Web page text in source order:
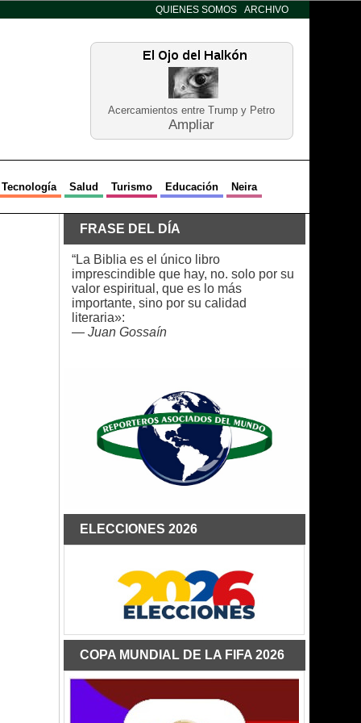
QUIENES SOMOS ARCHIVO
Acercamientos entre Trump y Petro
Ampliar
Tecnología Salud Turismo Educación Neira
FRASE DEL DÍA
“La Biblia es el único libro
imprescindible que hay, no. solo por su
valor espiritual, que es lo más
importante, sino por su calidad
literaria»:
— Juan Gossaín
ELECCIONES 2026
COPA MUNDIAL DE LA FIFA 2026